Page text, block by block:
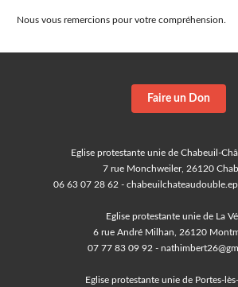
Nous vous remercions pour votre compréhension.
Faire un Don
Eglise protestante unie de Chabeuil-
7 rue Monchweiler, 26120
06 63 07 28 62 -
Eglise protestante unie de La
6 rue André Milhan, 26120
07 77 83 09 92 -
Eglise protestante unie de Portes-